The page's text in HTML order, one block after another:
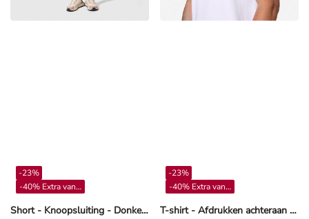
Short - Knoopsluiting - Donkerblauw
-23%
-40% Extra vanaf 4**
T-shirt - Afdrukken achteraan - wit
-23%
-40% Extra vanaf 4**